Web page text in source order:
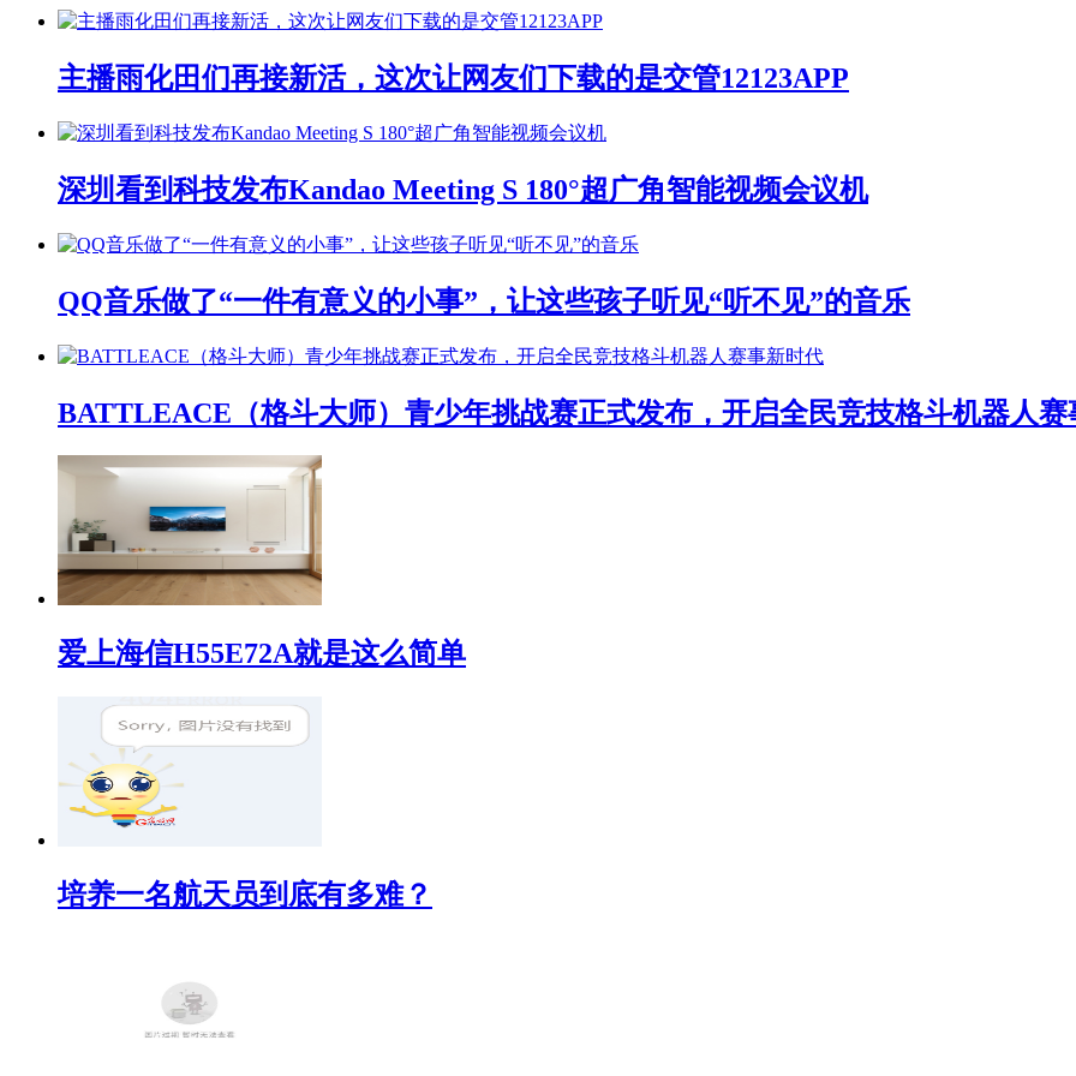
主播雨化田们再接新活，这次让网友们下载的是交管12123APP
深圳看到科技发布Kandao Meeting S 180°超广角智能视频会议机
QQ音乐做了“一件有意义的小事”，让这些孩子听见“听不见”的音乐
BATTLEACE（格斗大师）青少年挑战赛正式发布，开启全民竞技格斗机器人赛
爱上海信H55E72A就是这么简单
培养一名航天员到底有多难？